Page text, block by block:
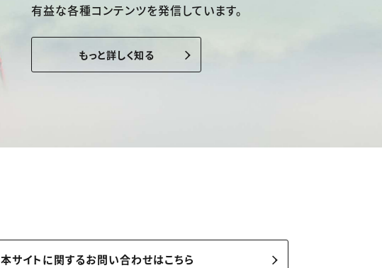
有益な各種コンテンツを発信しています。
もっと詳しく知る
本サイトに関するお問い合わせはこちら